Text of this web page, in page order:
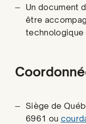
Un document
être
technologique
Siège de
6961 ou